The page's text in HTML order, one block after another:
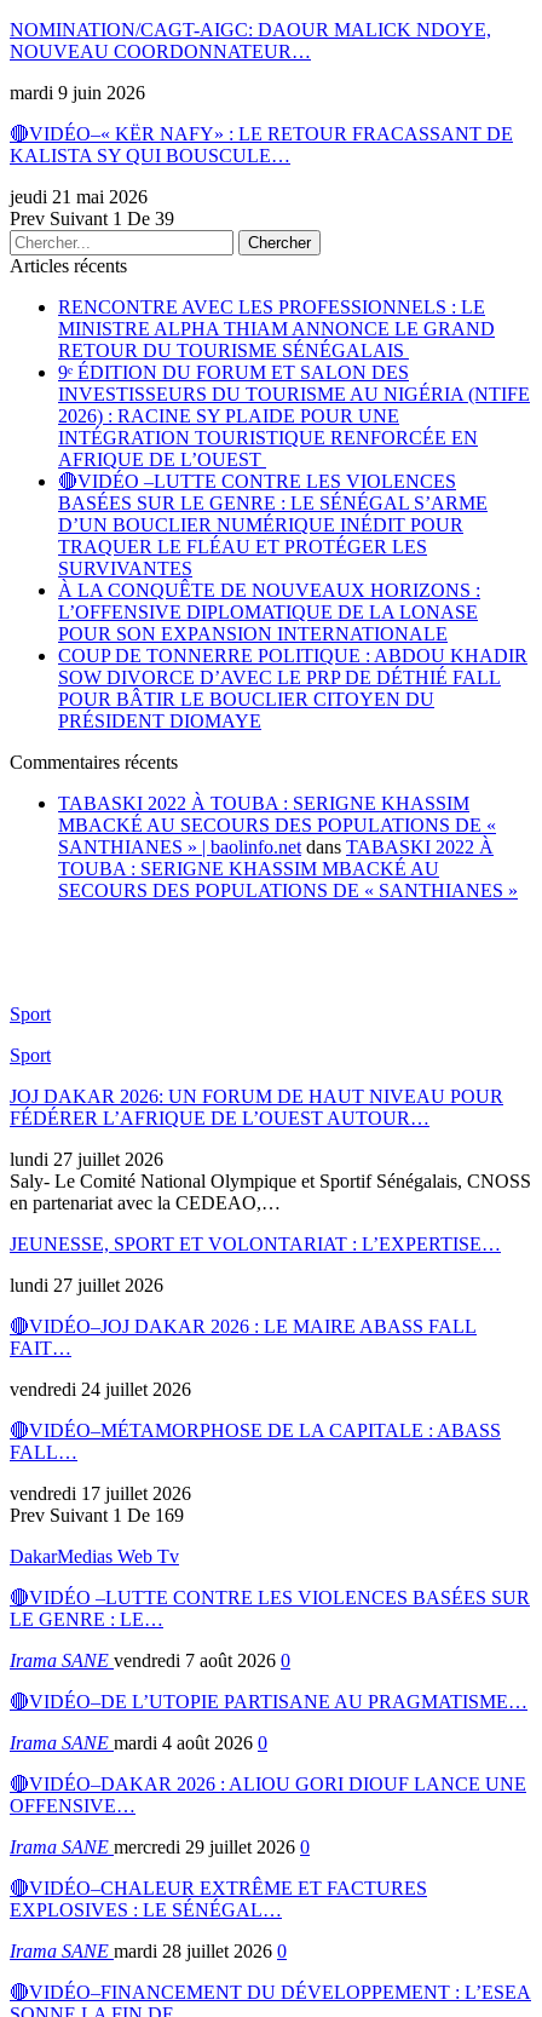
NOMINATION/CAGT-AIGC: DAOUR MALICK NDOYE,
NOUVEAU COORDONNATEUR…
mardi 9 juin 2026
🔴VIDÉO–« KËR NAFY» : LE RETOUR FRACASSANT DE
KALISTA SY QUI BOUSCULE…
jeudi 21 mai 2026
Prev Suivant 1 De 39
Articles récents
RENCONTRE AVEC LES PROFESSIONNELS : LE
MINISTRE ALPHA THIAM ANNONCE LE GRAND
RETOUR DU TOURISME SÉNÉGALAIS
9ᵉ ÉDITION DU FORUM ET SALON DES
INVESTISSEURS DU TOURISME AU NIGÉRIA (NTIFE
2026) : RACINE SY PLAIDE POUR UNE
INTÉGRATION TOURISTIQUE RENFORCÉE EN
AFRIQUE DE L’OUEST
🔴VIDÉO –LUTTE CONTRE LES VIOLENCES
BASÉES SUR LE GENRE : LE SÉNÉGAL S’ARME
D’UN BOUCLIER NUMÉRIQUE INÉDIT POUR
TRAQUER LE FLÉAU ET PROTÉGER LES
SURVIVANTES
À LA CONQUÊTE DE NOUVEAUX HORIZONS :
L’OFFENSIVE DIPLOMATIQUE DE LA LONASE
POUR SON EXPANSION INTERNATIONALE
COUP DE TONNERRE POLITIQUE : ABDOU KHADIR
SOW DIVORCE D’AVEC LE PRP DE DÉTHIÉ FALL
POUR BÂTIR LE BOUCLIER CITOYEN DU
PRÉSIDENT DIOMAYE
Commentaires récents
TABASKI 2022 À TOUBA : SERIGNE KHASSIM
MBACKÉ AU SECOURS DES POPULATIONS DE «
SANTHIANES » | baolinfo.net dans TABASKI 2022 À
TOUBA : SERIGNE KHASSIM MBACKÉ AU
SECOURS DES POPULATIONS DE « SANTHIANES »
Sport
Sport
JOJ DAKAR 2026: UN FORUM DE HAUT NIVEAU POUR
FÉDÉRER L’AFRIQUE DE L’OUEST AUTOUR…
lundi 27 juillet 2026
Saly- Le Comité National Olympique et Sportif Sénégalais, CNOSS
en partenariat avec la CEDEAO,…
JEUNESSE, SPORT ET VOLONTARIAT : L’EXPERTISE…
lundi 27 juillet 2026
🔴VIDÉO–JOJ DAKAR 2026 : LE MAIRE ABASS FALL
FAIT…
vendredi 24 juillet 2026
🔴VIDÉO–MÉTAMORPHOSE DE LA CAPITALE : ABASS
FALL…
vendredi 17 juillet 2026
Prev Suivant 1 De 169
DakarMedias Web Tv
🔴VIDÉO –LUTTE CONTRE LES VIOLENCES BASÉES SUR
LE GENRE : LE…
Irama SANE vendredi 7 août 2026 0
🔴VIDÉO–DE L’UTOPIE PARTISANE AU PRAGMATISME…
Irama SANE mardi 4 août 2026 0
🔴VIDÉO–DAKAR 2026 : ALIOU GORI DIOUF LANCE UNE
OFFENSIVE…
Irama SANE mercredi 29 juillet 2026 0
🔴VIDÉO–CHALEUR EXTRÊME ET FACTURES
EXPLOSIVES : LE SÉNÉGAL…
Irama SANE mardi 28 juillet 2026 0
🔴VIDÉO–FINANCEMENT DU DÉVELOPPEMENT : L’ESEA